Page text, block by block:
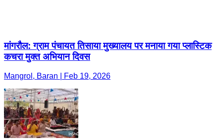
मांगरौल: ग्राम पंचायत तिसाया मुख्यालय पर मनाया गया प्लास्टिक
कचरा मुक्त अभियान दिवस
Mangrol, Baran | Feb 19, 2026